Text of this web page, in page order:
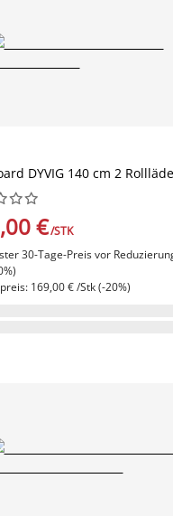
DYVIG 140 cm 2



€/STK
30-Tage-Preis vor
169,00 € /Stk (-20%)